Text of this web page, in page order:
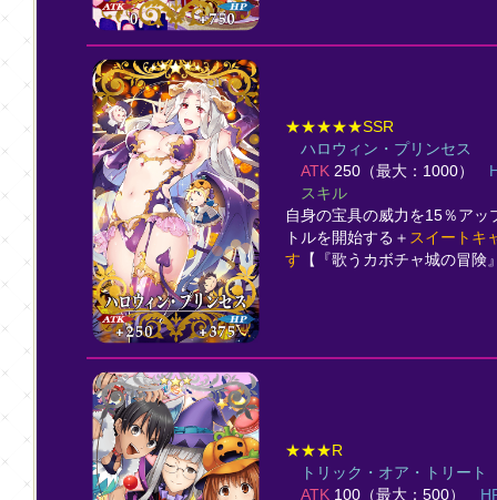
★★★★★SSR
ハロウィン・プリンセス
ATK 250（最大：1000）
スキル
自身の宝具の威力を15％ア
トルを開始する＋ スイートキ
す 【『歌うカボチャ城の冒
★★★R
トリック・オア・トリート
ATK 100（最大：500）